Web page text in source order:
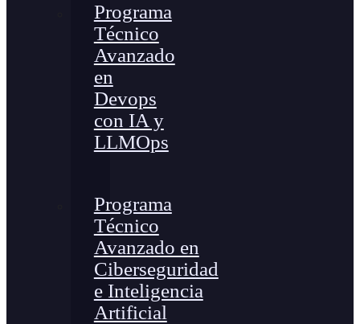
Programa
Técnico
Avanzado
en
Devops
con IA y
LLMOps
Programa
Técnico
Avanzado en
Ciberseguridad
e Inteligencia
Artificial